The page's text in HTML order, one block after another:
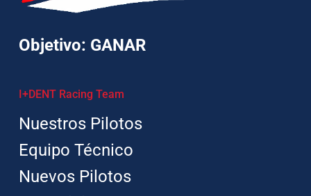
Objetivo: GANAR
I+DENT Racing Team
Nuestros Pilotos
Equipo Técnico
Nuevos Pilotos